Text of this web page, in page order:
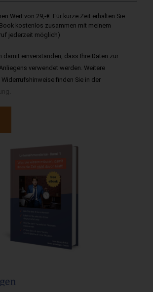
Wert von 29,-€. Für kurze Zeit erhalten Sie
kostenlos zusammen mit meinem
jederzeit möglich)
damit einverstanden, dass Ihre Daten zur
verwendet werden. Weitere
finden Sie in der